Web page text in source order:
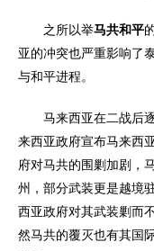
之所以举马共和平
亚的冲突也严重影响了
与和平进程。
马来西亚在二战后逐
来西亚政府宣布马来西
府对马共的围剿加剧，
州，部分武装更是越境
西亚政府对其武装剿而
然马共的覆灭也有其国